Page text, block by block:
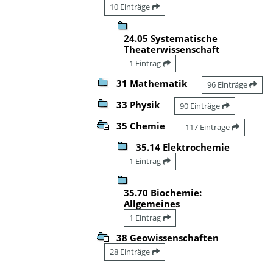
10 Einträge
24.05 Systematische
Theaterwissenschaft
1 Eintrag
31 Mathematik 96 Einträge
33 Physik 90 Einträge
35 Chemie 117 Einträge
35.14 Elektrochemie
1 Eintrag
35.70 Biochemie:
Allgemeines
1 Eintrag
38 Geowissenschaften
28 Einträge